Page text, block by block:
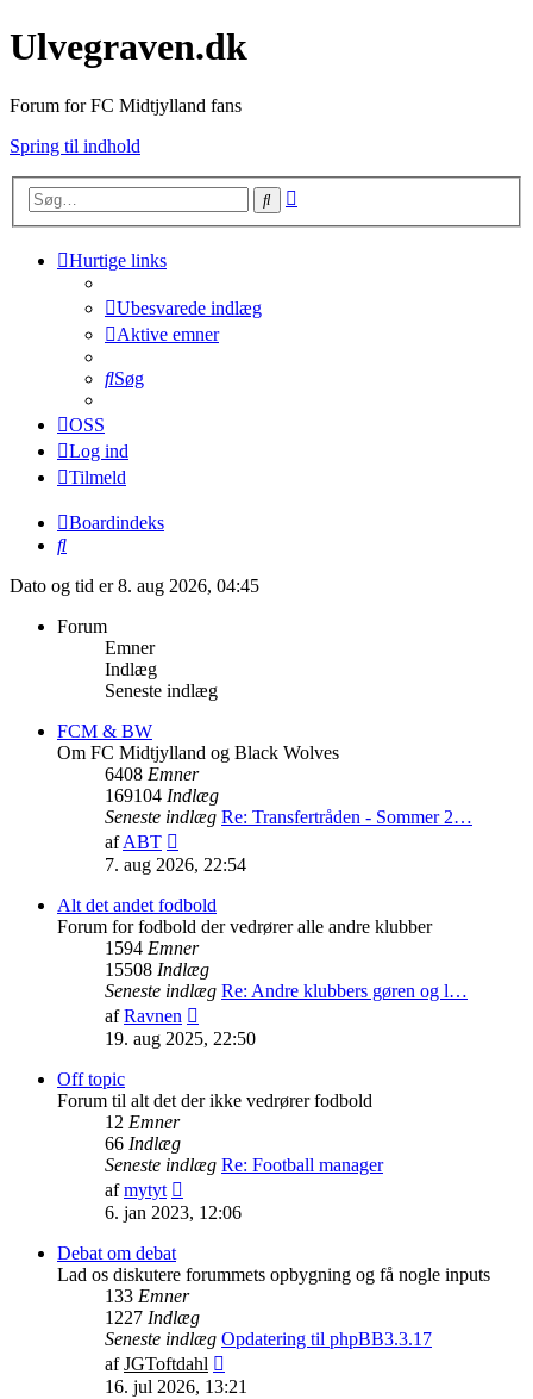
Ulvegraven.dk
Forum for FC Midtjylland fans
Spring til indhold
Søg
Hurtige links
Ubesvarede indlæg
Aktive emner
Søg
OSS
Log ind
Tilmeld
Boardindeks
Søg
Dato og tid er 8. aug 2026, 04:45
Forum
Emner
Indlæg
Seneste indlæg
FCM & BW
Om FC Midtjylland og Black Wolves
6408 Emner
169104 Indlæg
Seneste indlæg Re: Transfertråden - Sommer 2…
afABT
det
indlæg
7. aug 2026, 22:54
Alt det andet fodbold
Forum for fodbold der vedrører alle andre klubber
1594 Emner
15508 Indlæg
Seneste indlæg Re: Andre klubbers gøren og l…
afRavnen
det
19. aug 2025, 22:50
Off topic
Forum til alt det der ikke vedrører fodbold
12 Emner
66 Indlæg
Seneste indlæg Re: Football manager
afmytyt
det
6. jan 2023, 12:06
Debat om debat
Lad os diskutere forummets opbygning og få nogle inputs
133 Emner
1227 Indlæg
Seneste indlæg Opdatering til phpBB3.3.17
afJGToftdahl
det
16. jul 2026, 13:21